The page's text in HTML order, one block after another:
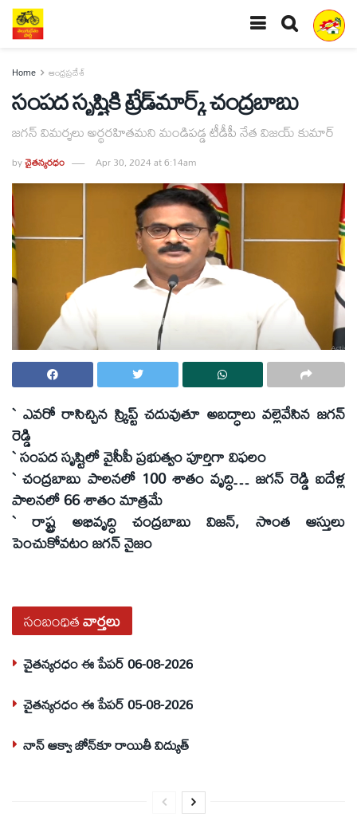
Home ఆంధ్రప్రదేశ్
సంపద సృష్టికి ట్రేడ్‌మార్క్‌ చంద్రబాబు
జగన్‌ విమర్శలు అర్థరహితమని మండిపడ్డ టీడీపీ నేత విజయ్‌ కుమార్‌
byచైతన్యరధం Apr 30, 2024 at 6:14am
` ఎవరో రాసిచ్చిన స్క్రిప్ట్‌ చదువుతూ అబద్ధాలు వల్లెవేసిన జగన్‌
రెడ్డి
` సంపద సృష్టిలో వైసీపీ ప్రభుత్వం పూర్తిగా విఫలం
` చంద్రబాబు పాలనలో 100 శాతం వృద్ధి… జగన్‌ రెడ్డి ఐదేళ్ల
పాలనలో 66 శాతం మాత్రమే
` రాష్ట్ర అభివృద్ధి చంద్రబాబు విజన్‌, సొంత ఆస్తులు
పెంచుకోవటం జగన్‌ నైజం
సంబంధితవార్తలు
చైతన్యరధం ఈ పేపర్ 06-08-2026
చైతన్యరధం ఈ పేపర్ 05-08-2026
నాన్ ఆక్వా జోన్‌కూ రాయితీ విద్యుత్